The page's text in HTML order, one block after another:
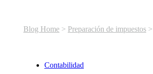
Blog Home > Preparación de impuestos >
Contabilidad